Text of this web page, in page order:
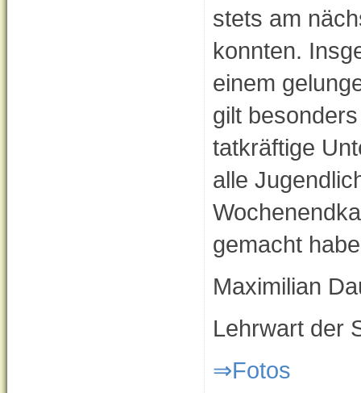
stets am
konnten.
einem
gilt
tatkräftige
alle
gemacht
Maximilian
Lehrwart der
⇒Fotos